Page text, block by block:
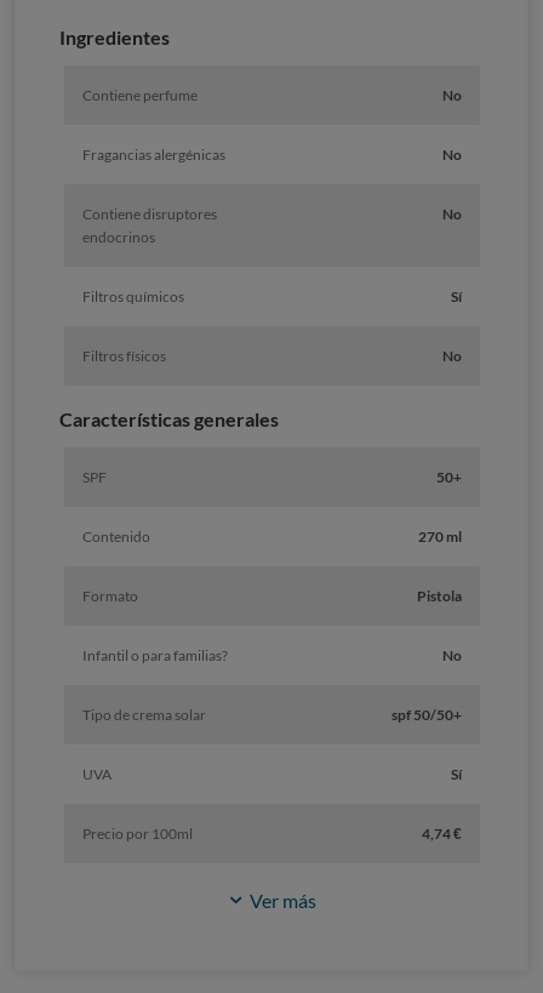
Ingredientes
Contiene perfume No
Fragancias alergénicas No
Contiene disruptores
endocrinos
No
Filtros químicos Sí
Filtros físicos No
Características generales
SPF 50+
Contenido 270 ml
Formato Pistola
Infantil o para familias? No
Tipo de crema solar spf 50/50+
UVA Sí
Precio por 100ml 4,74 €
Ver más